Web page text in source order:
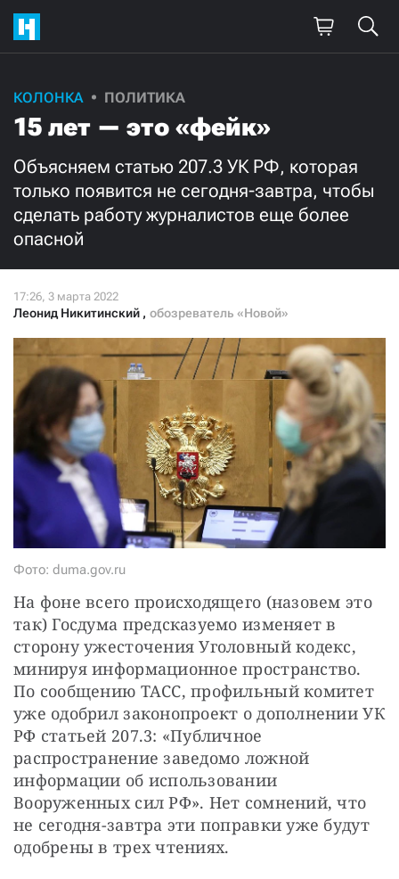
КОЛОНКА ПОЛИТИКА
15 лет — это «фейк»
Объясняем статью 207.3 УК РФ, которая
только появится не сегодня-завтра, чтобы
сделать работу журналистов еще более
опасной
Леонид Никитинский , обозреватель «Новой»
Фото: duma.gov.ru
На фоне всего происходящего (назовем это
так) Госдума предсказуемо изменяет в
сторону ужесточения Уголовный кодекс,
минируя информационное пространство.
По сообщению ТАСС, профильный комитет
уже одобрил законопроект о дополнении УК
РФ статьей 207.3: «Публичное
распространение заведомо ложной
информации об использовании
Вооруженных сил РФ». Нет сомнений, что
не сегодня-завтра эти поправки уже будут
одобрены в трех чтениях.